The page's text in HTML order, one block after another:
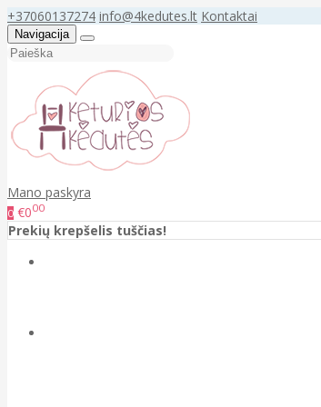
+37060137274 info@4kedutes.lt Kontaktai
Navigacija
Mano paskyra
0 €000
Prekių krepšelis tuščias!